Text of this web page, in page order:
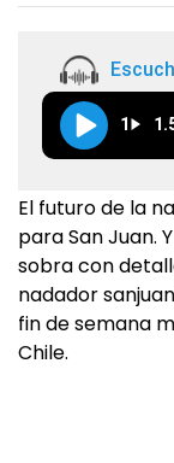
1
El futuro de la
para San Juan.
sobra con
nadador
fin de semana
Chile.